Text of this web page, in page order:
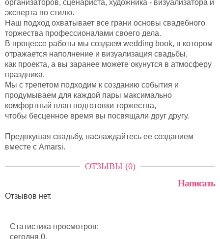
организаторов, сценариста, художника - визуализатора и
эксперта по стилю.
Наш подход охватывает все грани основы свадебного
торжества профессионалами своего дела.
В процессе работы мы создаем wedding book, в котором
отражается наполнение и визуализация свадьбы,
как проекта, а вы заранее можете окунутся в атмосферу
праздника.
Мы с трепетом подходим к созданию события и
продумываем для каждой пары максимально
комфортный план подготовки торжества,
чтобы бесценное время вы посвящали друг другу.
Предвкушая свадьбу, наслаждайтесь ее созданием
вместе с Amarsi.
ОТЗЫВЫ (0)
Написать
Отзывов нет.
Статистика просмотров:
сегодня 0,